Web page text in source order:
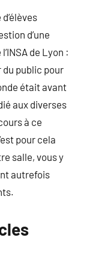
d’une
de Lyon :
public pour
était avant
aux diverses
à ce
pour cela
salle, vous y
autrefois